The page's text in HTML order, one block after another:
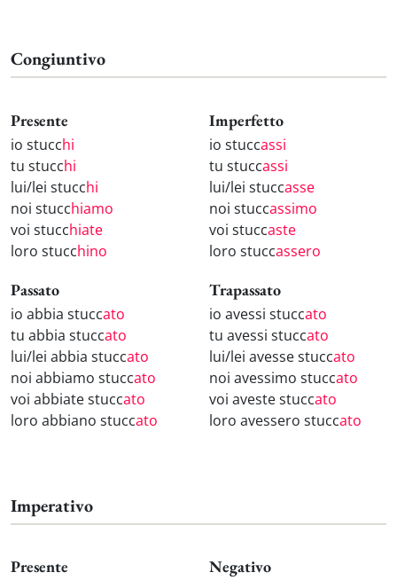
Congiuntivo
Presente
io stucchi
tu stucchi
lui/lei stucchi
noi stucchiamo
voi stucchiate
loro stucchino
Imperfetto
io stuccassi
tu stuccassi
lui/lei stuccasse
noi stuccassimo
voi stuccaste
loro stuccassero
Passato
io abbia stuccato
tu abbia stuccato
lui/lei abbia stuccato
noi abbiamo stuccato
voi abbiate stuccato
loro abbiano stuccato
Trapassato
io avessi stuccato
tu avessi stuccato
lui/lei avesse stuccato
noi avessimo stuccato
voi aveste stuccato
loro avessero stuccato
Imperativo
Presente Negativo